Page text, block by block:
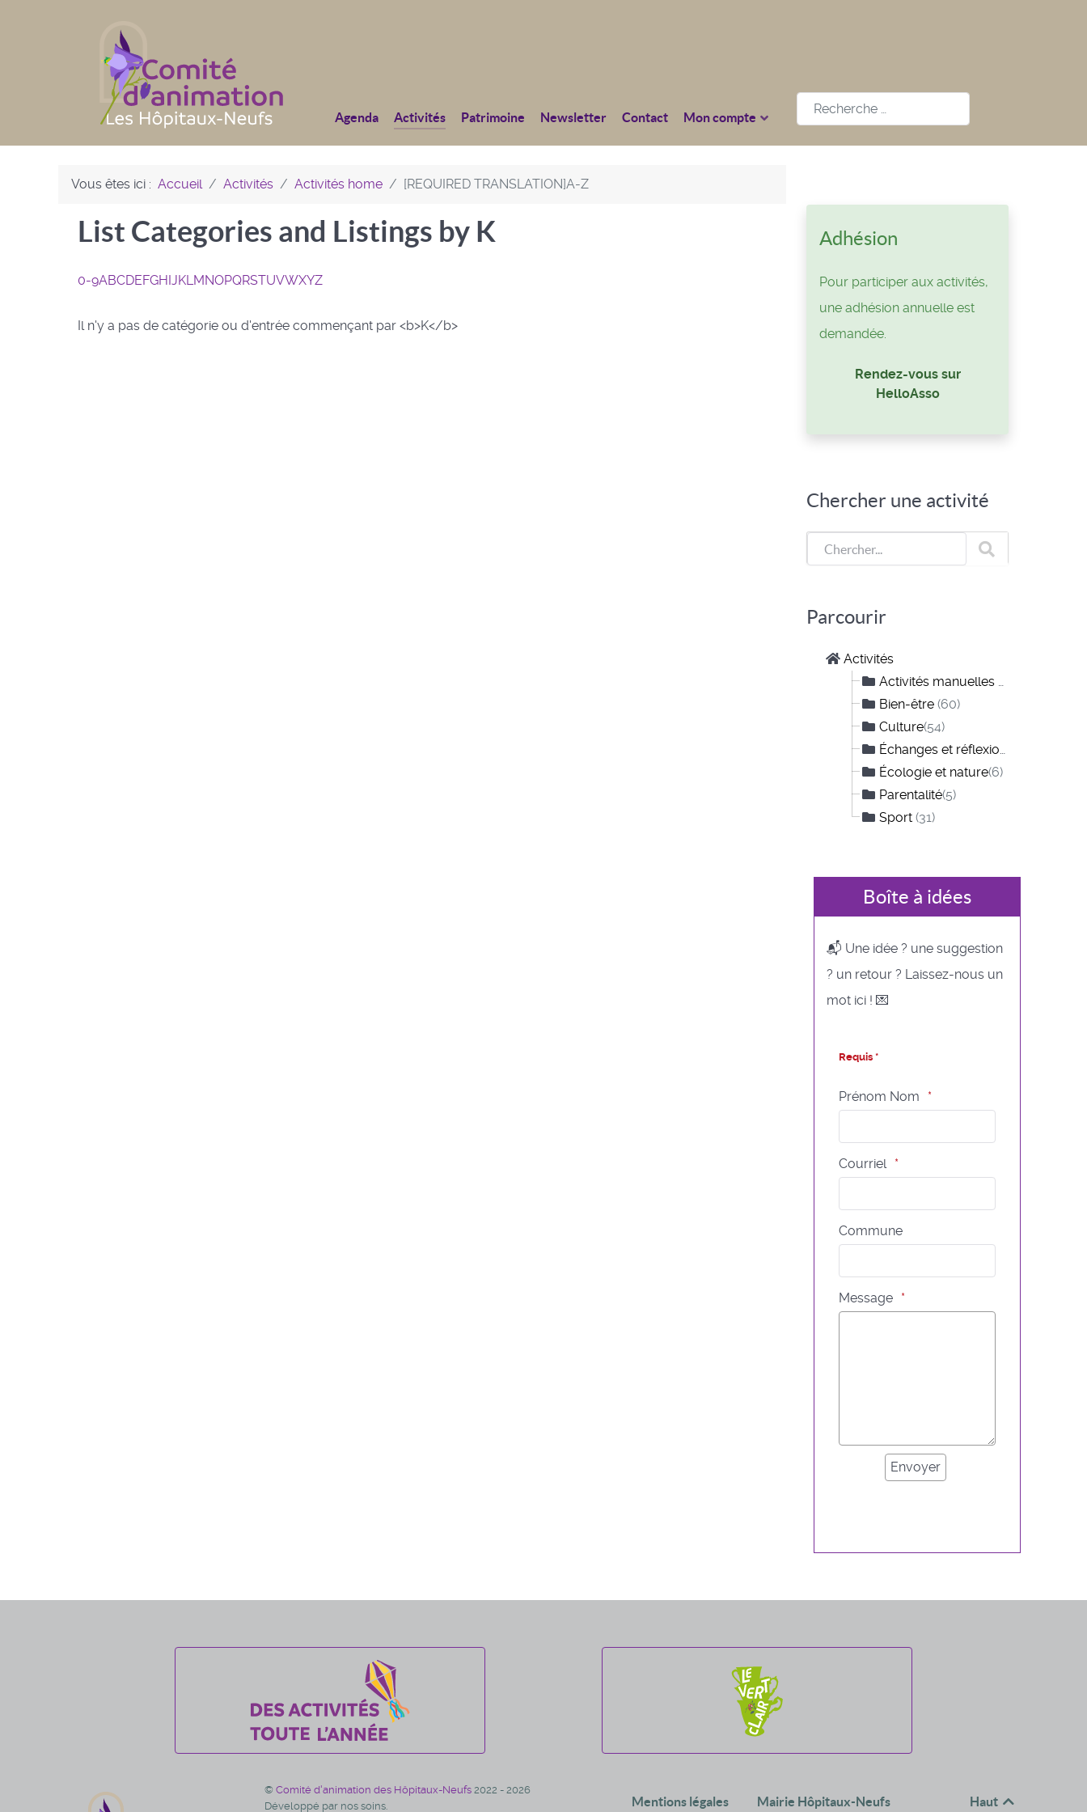
Agenda Activités Patrimoine Newsletter Contact Mon compte
Rechercher
Vous êtes ici : Accueil Activités Activités home [REQUIRED TRANSLATION]A-Z
List Categories and Listings by K
0-9ABCDEFGHIJKLMNOPQRSTUVWXYZ
Il n'y a pas de catégorie ou d'entrée commençant par <b>K</b>
Adhésion
Pour participer aux activités,
une adhésion annuelle est
demandée.
Rendez-vous sur
HelloAsso
Chercher une activité
Parcourir
Activités
Activités manuelles et créatives
Bien-être (60)
Culture(54)
Échanges et réflexions
Écologie et nature(6)
Parentalité(5)
Sport (31)
Boîte à idées
📬 Une idée ? une suggestion
? un retour ? Laissez-nous un
mot ici ! 💌
Requis *
Prénom Nom
Courriel
Commune
Message
© Comité d'animation des Hôpitaux-Neufs 2022 - 2026
Développé par nos soins.
Mentions légales Mairie Hôpitaux-Neufs Haut